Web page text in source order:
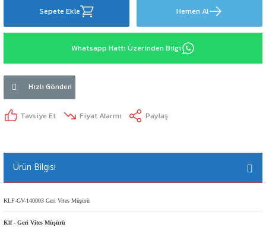
Sepete Ekle Hemen Al
Whatsapp Hattı Üzerinden Bilgi
Hızlı Gönderi
Tavsiye Et Fiyat Alarmı Paylaş
Ürün Bilgisi
KLF-GV-140003 Geri Vites Müşürü
Klf - Geri Vites Müşürü